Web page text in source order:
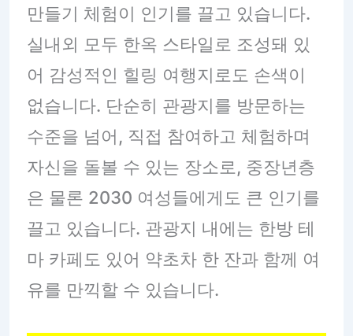
만들기 체험이 인기를 끌고 있습니다.
실내외 모두 한옥 스타일로 조성돼 있
어 감성적인 힐링 여행지로도 손색이
없습니다. 단순히 관광지를 방문하는
수준을 넘어, 직접 참여하고 체험하며
자신을 돌볼 수 있는 장소로, 중장년층
은 물론 2030 여성들에게도 큰 인기를
끌고 있습니다. 관광지 내에는 한방 테
마 카페도 있어 약초차 한 잔과 함께 여
유를 만끽할 수 있습니다.